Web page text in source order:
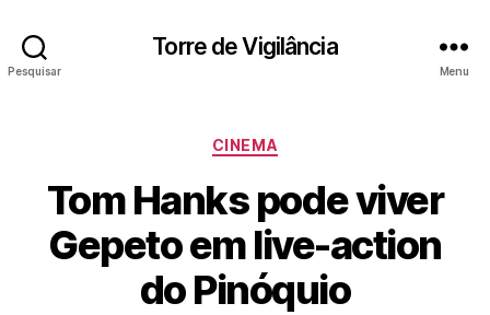
Pesquisar
Torre de Vigilância
Menu
Categorias
CINEMA
Tom Hanks pode viver
Gepeto em live-action
do Pinóquio